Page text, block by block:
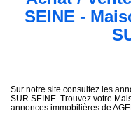
Sélectionnez...
SEINE -
Sur notre site consultez les
SUR SEINE. Trouvez votre
annonces immobilières de